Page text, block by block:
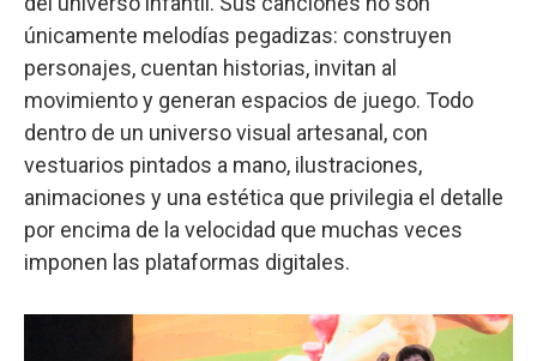
únicamente melodías pegadizas: construyen
personajes, cuentan historias, invitan al
movimiento y generan espacios de juego. Todo
dentro de un universo visual artesanal, con
vestuarios pintados a mano, ilustraciones,
animaciones y una estética que privilegia el detalle
por encima de la velocidad que muchas veces
imponen las plataformas digitales.